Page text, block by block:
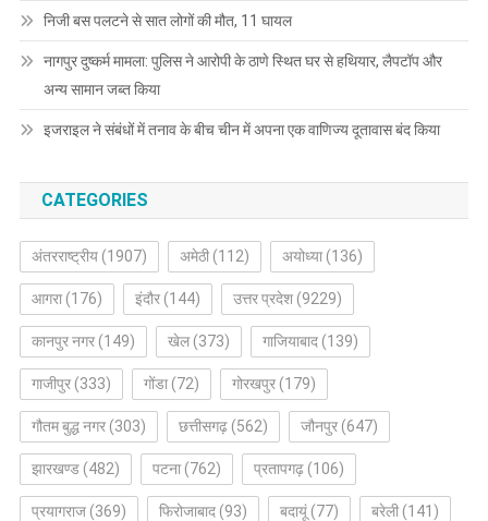
निजी बस पलटने से सात लोगों की मौत, 11 घायल
नागपुर दुष्कर्म मामला: पुलिस ने आरोपी के ठाणे स्थित घर से हथियार, लैपटॉप और
अन्य सामान जब्त किया
इजराइल ने संबंधों में तनाव के बीच चीन में अपना एक वाणिज्य दूतावास बंद किया
CATEGORIES
अंतरराष्ट्रीय(1907) अमेठी(112) अयोध्या(136)
आगरा(176) इंदौर(144) उत्तर प्रदेश(9229)
कानपुर नगर(149) खेल(373) गाजियाबाद(139)
गाजीपुर(333) गोंडा(72) गोरखपुर(179)
गौतम बुद्ध नगर(303) छत्तीसगढ़(562) जौनपुर(647)
झारखण्ड(482) पटना(762) प्रतापगढ़(106)
प्रयागराज(369) फिरोजाबाद(93) बदायूं(77) बरेली(141)